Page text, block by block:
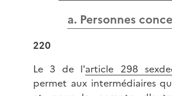
a. Personnes
220
Le 3 de l'article 298
permet aux intermédiaires